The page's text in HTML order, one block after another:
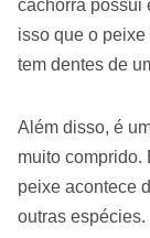
cachorra possui
isso que o
tem dentes de
Além disso, é
muito comprido.
peixe acontece
outras espécies.